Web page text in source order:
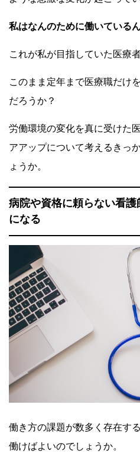
私はなんのために働いている
これが私が目指していた医療
このまま定年まで医療職だけ
だろうか？
労働環境の変化を真に受けた
アアップについて考えるきっ
ょうか。
病院や資格に頼らない看
になる
働き方の課題が数多く存在す
働けばよいのでしょうか。